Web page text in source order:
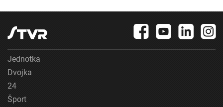
Jednotka
Dvojka
24
Šport